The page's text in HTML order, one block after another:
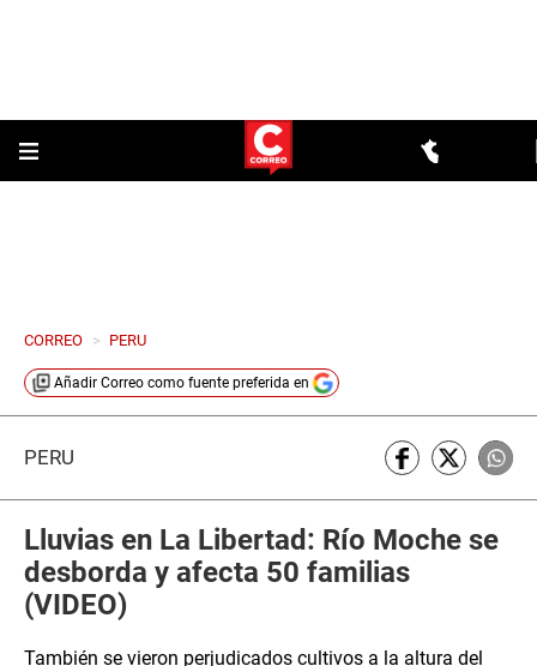
CORREO > PERU
Añadir Correo como fuente preferida en
PERÚ
Lluvias en La Libertad: Río Moche se
desborda y afecta 50 familias
(VIDEO)
También se vieron perjudicados cultivos a la altura del